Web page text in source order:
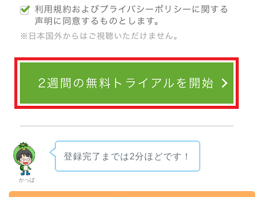
かっぱ
登録完了までは2分ほどです！